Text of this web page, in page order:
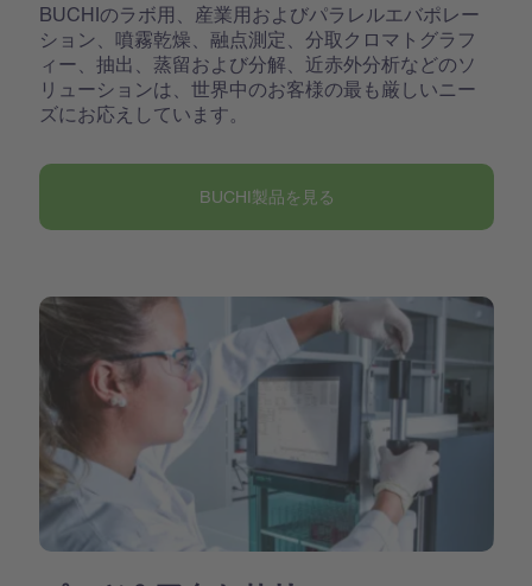
BUCHIのラボ用、産業用およびパラレルエバポレー
ション、噴霧乾燥、融点測定、分取クロマトグラフ
ィー、抽出、蒸留および分解、近赤外分析などのソ
リューションは、世界中のお客様の最も厳しいニー
ズにお応えしています。
BUCHI製品を見る